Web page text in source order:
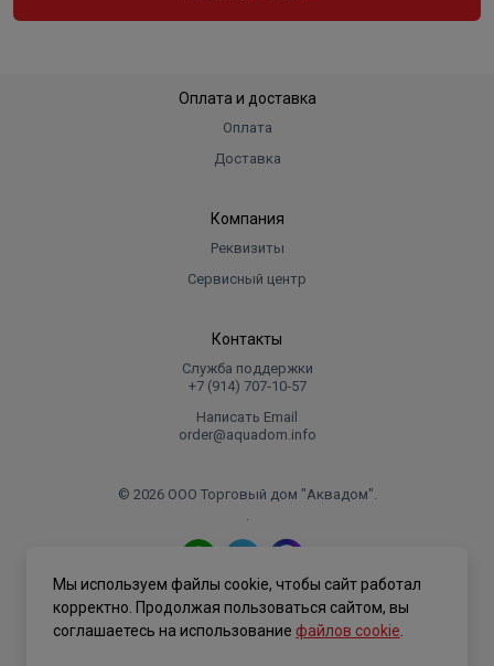
Оплата и доставка
Оплата
Доставка
Компания
Реквизиты
Сервисный центр
Контакты
Служба поддержки
+7 (914) 707‑10‑57
Написать Email
order@aquadom.info
© 2026 ООО Торговый дом "Аквадом".
.
Политика конфиденциальности
Мы используем файлы cookie, чтобы сайт работал
корректно. Продолжая пользоваться сайтом, вы
соглашаетесь на использование файлов cookie